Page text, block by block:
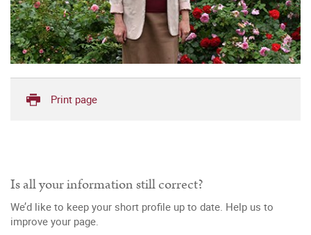
Print page
Is all your information still correct?
We’d like to keep your short profile up to date. Help us to
improve your page.